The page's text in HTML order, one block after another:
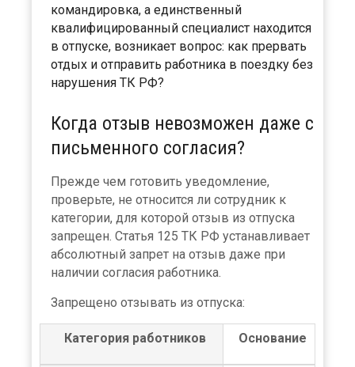
командировка, а единственный
квалифицированный специалист находится
в отпуске, возникает вопрос: как прервать
отдых и отправить работника в поездку без
нарушения ТК РФ?
Когда отзыв невозможен даже с
письменного согласия?
Прежде чем готовить уведомление,
проверьте, не относится ли сотрудник к
категории, для которой отзыв из отпуска
запрещен. Статья 125 ТК РФ устанавливает
абсолютный запрет на отзыв даже при
наличии согласия работника.
Запрещено отзывать из отпуска:
Категория работников Основание